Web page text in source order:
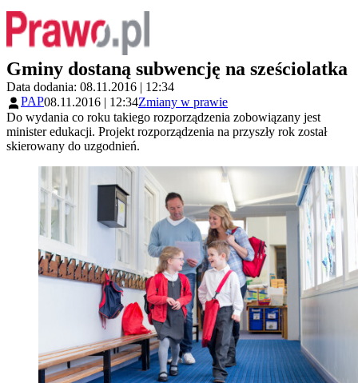
Gminy dostaną subwencję na sześciolatka
Data dodania: 08.11.2016 | 12:34
PAP08.11.2016 | 12:34Zmiany w prawie
Do wydania co roku takiego rozporządzenia zobowiązany jest
minister edukacji. Projekt rozporządzenia na przyszły rok został
skierowany do uzgodnień.